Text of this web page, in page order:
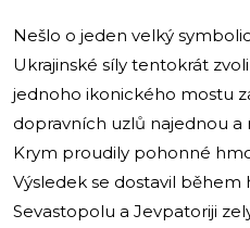
Nešlo o jeden velký
Ukrajinské síly tentokrát
jednoho ikonického mostu
dopravních uzlů najednou a
Krym proudily pohonné
Výsledek se dostavil během
Sevastopolu a Jevpatoriji